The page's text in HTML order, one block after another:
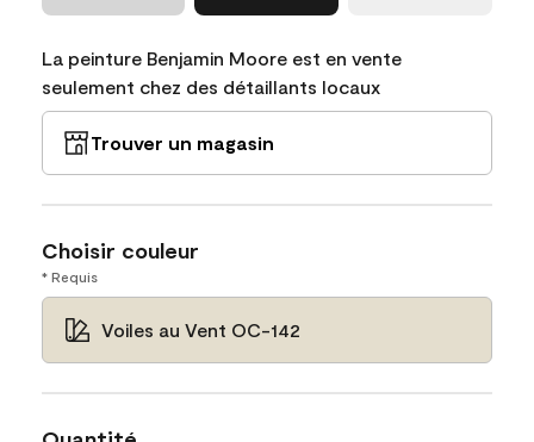
La peinture Benjamin Moore est en vente
seulement chez des détaillants locaux
Trouver un magasin
Choisir couleur
* Requis
Voiles au Vent OC-142